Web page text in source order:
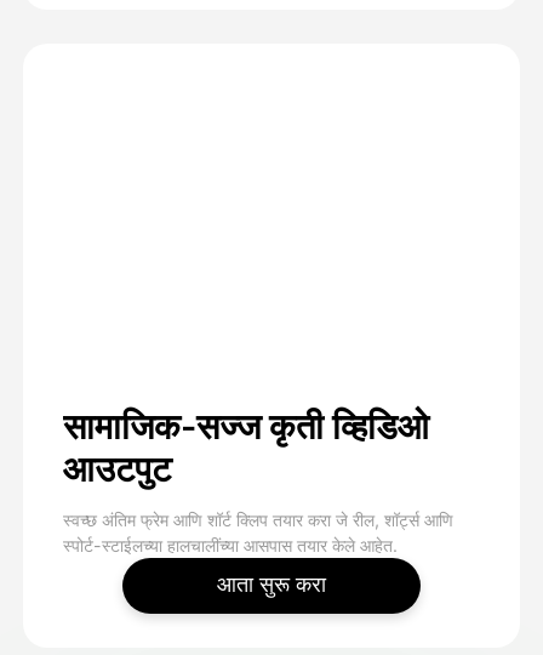
सामाजिक-सज्ज कृती व्हिडिओ
आउटपुट
स्वच्छ अंतिम फ्रेम आणि शॉर्ट क्लिप तयार करा जे रील, शॉर्ट्स आणि
स्पोर्ट-स्टाईलच्या हालचालींच्या आसपास तयार केले आहेत.
आता सुरू करा